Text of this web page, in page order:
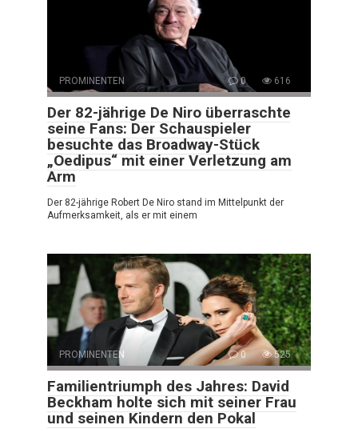
PROMINENTEN 0 616
Der 82-jährige De Niro überraschte
seine Fans: Der Schauspieler
besuchte das Broadway-Stück
„Oedipus“ mit einer Verletzung am
Arm
Der 82-jährige Robert De Niro stand im Mittelpunkt der
Aufmerksamkeit, als er mit einem
PROMINENTEN 0 525
Familientriumph des Jahres: David
Beckham holte sich mit seiner Frau
und seinen Kindern den Pokal